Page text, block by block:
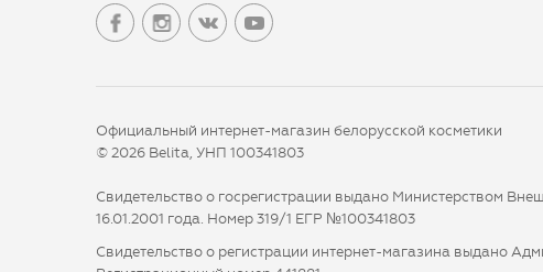
Официальный интернет-магазин белорусской косметики
© 2026 Belita, УНП 100341803
Свидетельство о госрегистрации выдано Министерством
16.01.2001 года. Номер 319/1 ЕГР №100341803
Свидетельство о регистрации интернет-магазина выдано